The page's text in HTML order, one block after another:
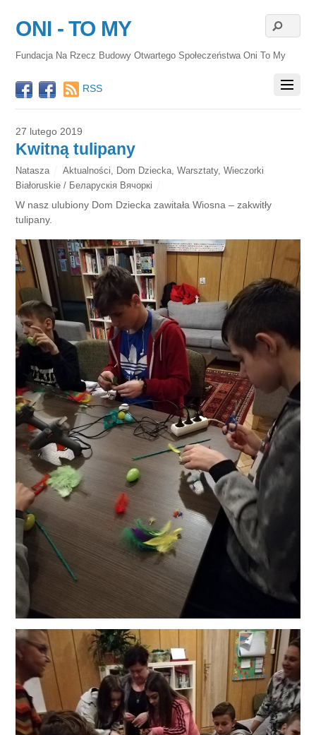
ONI - TO MY
Fundacja Na Rzecz Budowy Otwartego Społeczeństwa Oni To My
RSS
27 lutego 2019
Kwitną tulipany
Natasza Aktualności Dom Dziecka Warsztaty, Wieczorki
Białoruskie / Беларускія Вячоркі
W nasz ulubiony Dom Dziecka zawitała Wiosna – zakwitły
tulipany.